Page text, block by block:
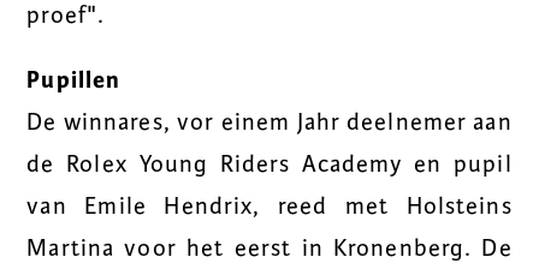
proef".
Pupillen
De winnares, vor einem Jahr deelnemer aan
de Rolex Young Riders Academy en pupil
van Emile Hendrix, reed met Holsteins
Martina voor het eerst in Kronenberg. De